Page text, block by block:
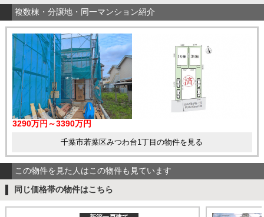
複数棟・分譲地・同一マンション紹介
3290万円～3390万円
千葉市若葉区みつわ台1丁目の物件を見る
この物件を見た人はこの物件も見ています
同じ価格帯の物件はこちら